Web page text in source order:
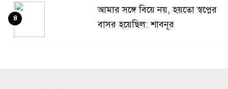
আমার সঙ্গে বিয়ে নয়, হয়তো স্বপ্নের
বাসর হয়েছিল: শাবনূর
৪